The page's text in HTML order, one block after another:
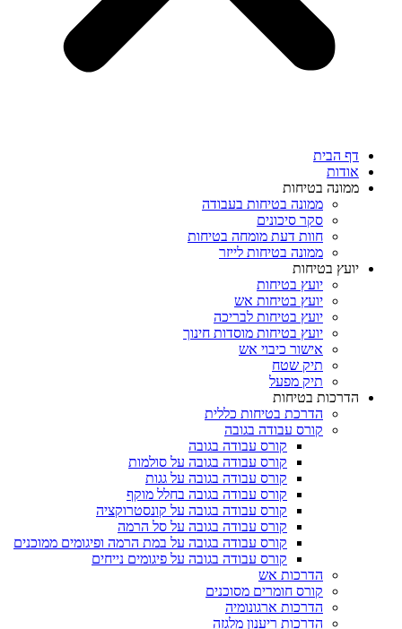
דף הבית
אודות
ממונה בטיחות
ממונה בטיחות בעבודה
סקר סיכונים
חוות דעת מומחה בטיחות
ממונה בטיחות לייזר
יועץ בטיחות
יועץ בטיחות
יועץ בטיחות אש
יועץ בטיחות לבריכה
יועץ בטיחות מוסדות חינוך
אישור כיבוי אש
תיק שטח
תיק מפעל
הדרכות בטיחות
הדרכת בטיחות כללית
קורס עבודה בגובה
קורס עבודה בגובה
קורס עבודה בגובה על סולמות
קורס עבודה בגובה על גגות
קורס עבודה בגובה בחלל מוקף
קורס עבודה בגובה על קונסטרוקציה
קורס עבודה בגובה על סל הרמה
קורס עבודה בגובה על במת הרמה ופיגומים ממוכנים
קורס עבודה בגובה על פיגומים נייחים
הדרכות אש
קורס חומרים מסוכנים
הדרכות ארגונומיה
הדרכות ריענון מלגזה